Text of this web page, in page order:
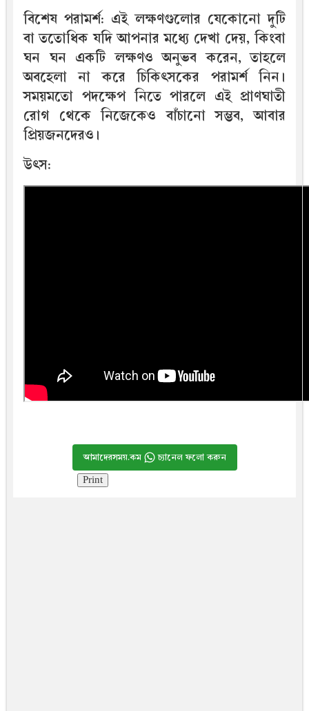
বিশেষ পরামর্শ: এই লক্ষণগুলোর যেকোনো দুটি
বা ততোধিক যদি আপনার মধ্যে দেখা দেয়, কিংবা
ঘন ঘন একটি লক্ষণও অনুভব করেন, তাহলে
অবহেলা না করে চিকিৎসকের পরামর্শ নিন।
সময়মতো পদক্ষেপ নিতে পারলে এই প্রাণঘাতী
রোগ থেকে নিজেকেও বাঁচানো সম্ভব, আবার
প্রিয়জনদেরও।
উৎস:
আমাদেরসময়.কম চ্যানেল ফলো করুন
Print